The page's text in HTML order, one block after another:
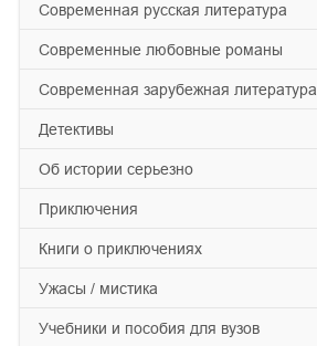
современная русская литература
современные любовные романы
современная зарубежная литература
детективы
об истории серьезно
приключения
книги о приключениях
ужасы / мистика
учебники и пособия для вузов